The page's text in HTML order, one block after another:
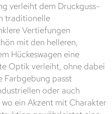
verleiht dem Druckguss-
traditionelle
Vertiefungen
mit den helleren,
Hückeswagen eine
Optik verleiht, ohne dabei
Farbgebung passt
oder auch
ein Akzent mit Charakter